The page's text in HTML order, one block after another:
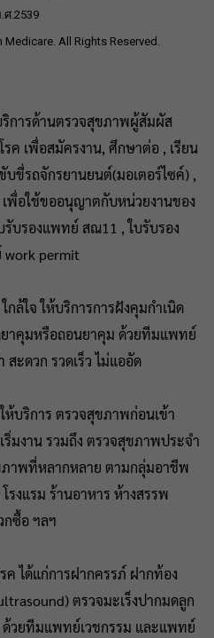
ศ.2539
All Rights Reserved.
การด้านตรวจสุขภาพผู้สัมผัส
ค เพื่อสมัครงาน, ศึกษาต่อ , เรียน
ขี่รถจักรยานยนต์(มอเตอร์ไซค์) ,
พื่อใช้ขออนุญาตกับหน่วยงานของ
รับรองแพทย์ สณ11 , ใบรับรอง
work permit
ล้ใจ ให้บริการการฝังคุมกำเนิด
ยาคุมหรือถอนยาคุม ด้วยทีมแพทย์
สะดวก รวดเร็ว ไม่แออัด
บริการ ตรวจสุขภาพก่อนเข้า
มงาน รวมถึง ตรวจสุขภาพประจำ
าพที่หลากหลาย ตามกลุ่มอาชีพ
รงแรม ร้านอาหาร ห้างสรรพ
กซื้อ ฯลฯ
ค ได้แก่การฝากครรภ์ ฝากท้อง
ตรวจมะเร็งปากมดลูก
ด้วยทีมแพทย์เวชกรรม และแพทย์